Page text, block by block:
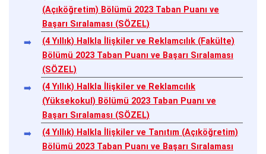
(Açıköğretim) Bölümü 2023 Taban Puanı ve
Başarı Sıralaması (SÖZEL)
(4 Yıllık) Halkla İlişkiler ve Reklamcılık (Fakülte)
Bölümü 2023 Taban Puanı ve Başarı Sıralaması
(SÖZEL)
(4 Yıllık) Halkla İlişkiler ve Reklamcılık
(Yüksekokul) Bölümü 2023 Taban Puanı ve
Başarı Sıralaması (SÖZEL)
(4 Yıllık) Halkla İlişkiler ve Tanıtım (Açıköğretim)
Bölümü 2023 Taban Puanı ve Başarı Sıralaması